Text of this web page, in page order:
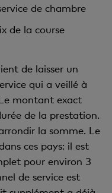
de chambre
de la course
de laisser un
qui a veillé à
montant exact
de la prestation.
la somme. Le
ces pays: il est
pour environ 3
de service est